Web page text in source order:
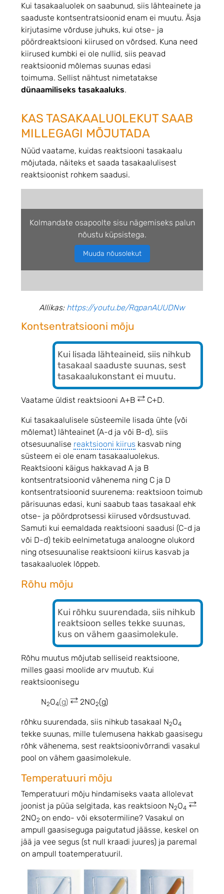
Kui tasakaaluolek on saabunud, siis lähteainete ja
saaduste kontsentratsioonid enam ei muutu. Äsja
kirjutasime võrduse juhuks, kui otse- ja
pöördreaktsiooni kiirused on võrdsed. Kuna need
kiirused kumbki ei ole nullid, siis peavad
reaktsioonid mõlemas suunas edasi
toimuma. Sellist nähtust nimetatakse
dünaamiliseks tasakaaluks.
KAS TASAKAALUOLEKUT SAAB
MILLEGAGI MÕJUTADA
Nüüd vaatame, kuidas reaktsiooni tasakaalu
mõjutada, näiteks et saada tasakaalulisest
reaktsioonist rohkem saadusi.
Kolmandate osapoolte sisu nägemiseks palun
nõustu küpsistega.
Muuda nõusolekut
Allikas: https://youtu.be/RqpanAUUDNw
Kontsentratsiooni mõju
Kui lisada lähteaineid, siis nihkub
tasakaal saaduste suunas, sest
tasakaalukonstant ei muutu.
Vaatame üldist reaktsiooniA+B C+D.
Kui tasakaalulisele süsteemile lisada ühte (või
mõlemat) lähteainet (A-d ja või B-d), siis
otsesuunalise reaktsiooni kiirus kasvab ning
süsteem ei ole enam tasakaaluolekus.
Reaktsiooni käigus hakkavad A ja B
kontsentratsioonid vähenema ning C ja D
kontsentratsioonid suurenema: reaktsioon toimub
pärisuunas edasi, kuni saabub taas tasakaal ehk
otse- ja pöördprotsessi kiirused võrdsustuvad.
Samuti kui eemaldada reaktsiooni saadusi (C-d ja
või D-d) tekib eelnimetatuga analoogne olukord
ning otsesuunalise reaktsiooni kiirus kasvab ja
tasakaaluolek lõppeb.
Rõhu mõju
Kui rõhku suurendada, siis nihkub
reaktsioon selles tekke suunas,
kus on vähem gaasimolekule.
Rõhu muutus mõjutab selliseid reaktsioone,
milles gaasi moolide arv muutub. Kui
reaktsioonisegu
N2O4(g) 2NO2(g)
rõhku suurendada, siis nihkub tasakaal N2O4
tekke suunas, mille tulemusena hakkab gaasisegu
rõhk vähenema, sest reaktsioonivõrrandi vasakul
pool on vähem gaasimolekule.
Temperatuuri mõju
Temperatuuri mõju hindamiseks vaata allolevat
joonist ja püüa selgitada, kas reaktsioon N2O4
2NO2on endo- või eksotermiline? Vasakul on
ampull gaasiseguga paigutatud jäässe, keskel on
jää ja vee segus (st null kraadi juures) ja paremal
on ampull toatemperatuuril.